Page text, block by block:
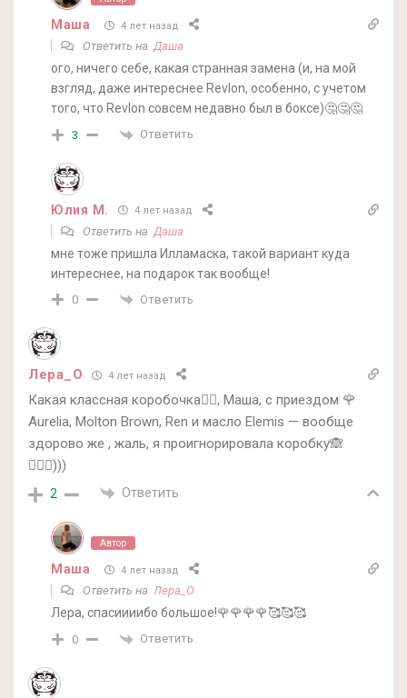
Маша 4 лет назад
Ответить наДаша
ого, ничего себе, какая странная замена (и, на мой
взгляд, даже интереснее Revlon, особенно, с учетом
того, что Revlon совсем недавно был в боксе)🤔🤔🤔
3 Ответить
Юлия М. 4 лет назад
Ответить на Даша
мне тоже пришла Илламаска, такой вариант куда
интереснее, на подарок так вообще!
0 Ответить
Лера_О 4 лет назад
Какая классная коробочка👍🏻, Маша, с приездом 🌹
Aurelia, Molton Brown, Ren и масло Elemis — вообще
здорово же , жаль, я проигнорировала коробку🙈
🤷🏻‍♀️)))
2 Ответить
Автор
Маша 4 лет назад
Ответить наЛера_О
Лера, спасиииибо большое!🌹🌹🌹🌹🥰🥰🥰
0 Ответить